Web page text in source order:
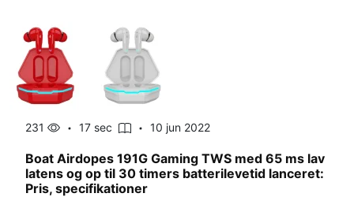
231 17 sec 10 jun 2022
Boat Airdopes 191G Gaming TWS med 65 ms lav
latens og op til 30 timers batterilevetid lanceret:
Pris, specifikationer